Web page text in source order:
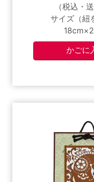
（税込・
サイズ（紐